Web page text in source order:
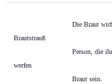
Brautstrauß
werfen
Die Braut
Person, die
Braut sein.